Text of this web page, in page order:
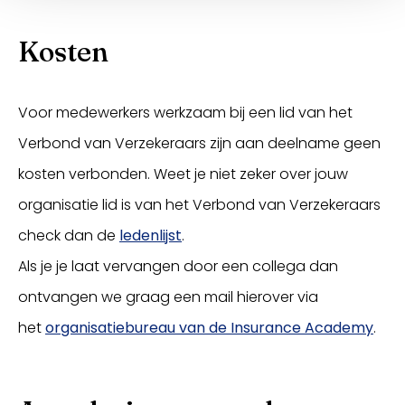
Kosten
Voor medewerkers werkzaam bij een lid van het
Verbond van Verzekeraars zijn aan deelname geen
kosten verbonden. Weet je niet zeker over jouw
organisatie lid is van het Verbond van Verzekeraars
check dan de ledenlijst.
Als je je laat vervangen door een collega dan
ontvangen we graag een mail hierover via
hetorganisatiebureau van de Insurance Academy.